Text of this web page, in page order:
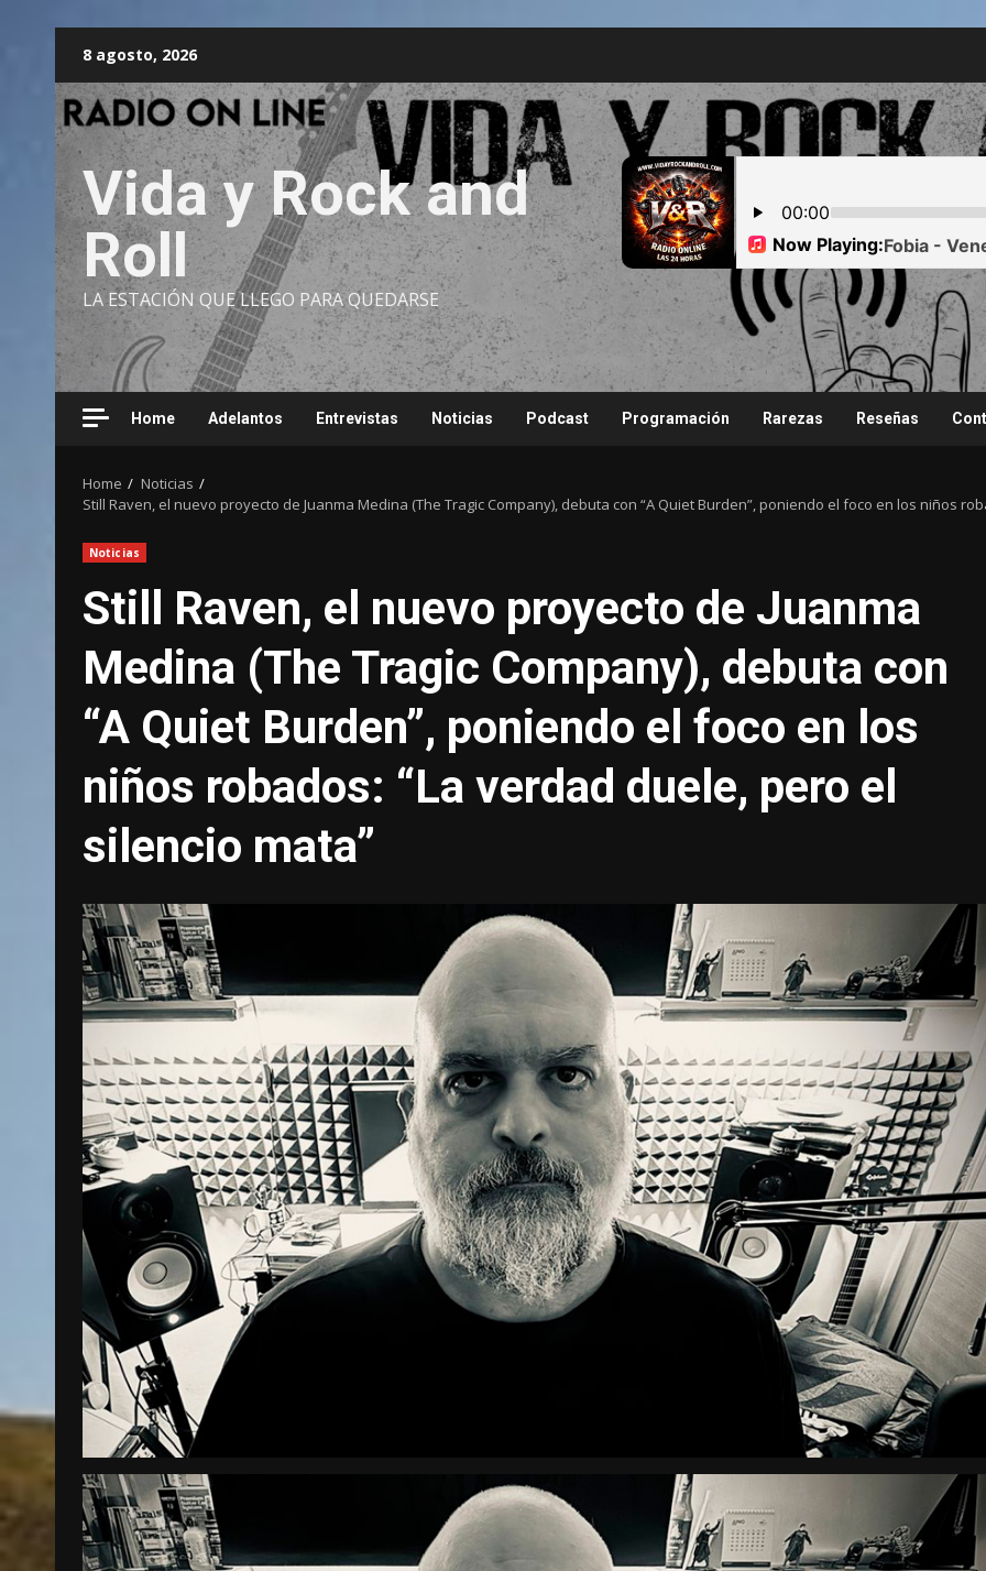
content
8 agosto, 2026
Vida y Rock and
Roll
LA ESTACIÓN QUE LLEGO PARA QUEDARSE
Home Adelantos Entrevistas Noticias Podcast Programación Rarezas Reseñas
Home
Noticias
Still Raven, el nuevo proyecto de Juanma Medina (The Tragic Company), debuta con “A Quiet Burden”, poniendo el foco en los niños
Noticias
Still Raven, el nuevo proyecto de Juanma
Medina (The Tragic Company), debuta con
“A Quiet Burden”, poniendo el foco en los
niños robados: “La verdad duele, pero el
silencio mata”